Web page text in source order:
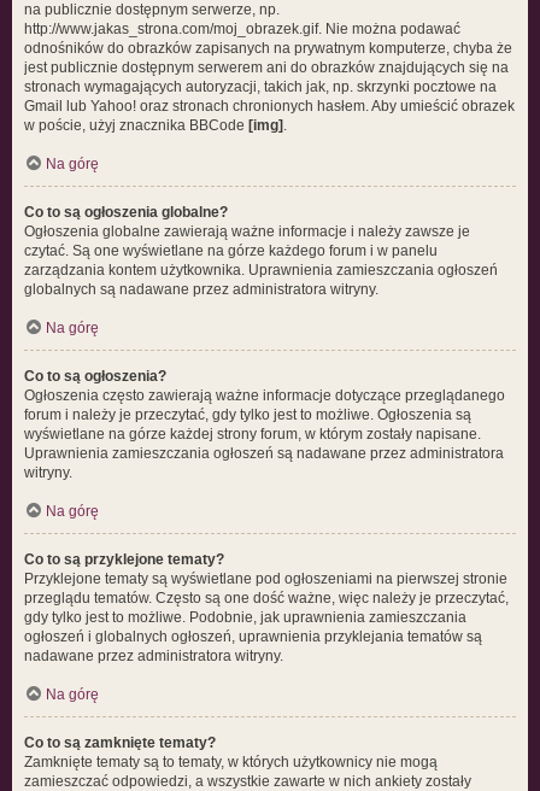
na publicznie dostępnym serwerze, np.
http://www.jakas_strona.com/moj_obrazek.gif. Nie można podawać
odnośników do obrazków zapisanych na prywatnym komputerze, chyba że
jest publicznie dostępnym serwerem ani do obrazków znajdujących się na
stronach wymagających autoryzacji, takich jak, np. skrzynki pocztowe na
Gmail lub Yahoo! oraz stronach chronionych hasłem. Aby umieścić obrazek
w poście, użyj znacznika BBCode [img] .
Na górę
Co to są ogłoszenia globalne?
Ogłoszenia globalne zawierają ważne informacje i należy zawsze je
czytać. Są one wyświetlane na górze każdego forum i w panelu
zarządzania kontem użytkownika. Uprawnienia zamieszczania ogłoszeń
globalnych są nadawane przez administratora witryny.
Na górę
Co to są ogłoszenia?
Ogłoszenia często zawierają ważne informacje dotyczące przeglądanego
forum i należy je przeczytać, gdy tylko jest to możliwe. Ogłoszenia są
wyświetlane na górze każdej strony forum, w którym zostały napisane.
Uprawnienia zamieszczania ogłoszeń są nadawane przez administratora
witryny.
Na górę
Co to są przyklejone tematy?
Przyklejone tematy są wyświetlane pod ogłoszeniami na pierwszej stronie
przeglądu tematów. Często są one dość ważne, więc należy je przeczytać,
gdy tylko jest to możliwe. Podobnie, jak uprawnienia zamieszczania
ogłoszeń i globalnych ogłoszeń, uprawnienia przyklejania tematów są
nadawane przez administratora witryny.
Na górę
Co to są zamknięte tematy?
Zamknięte tematy są to tematy, w których użytkownicy nie mogą
zamieszczać odpowiedzi, a wszystkie zawarte w nich ankiety zostały